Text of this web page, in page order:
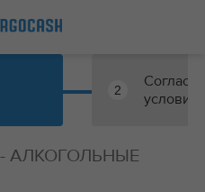
2
условий
- АЛКОГОЛЬНЫЕ